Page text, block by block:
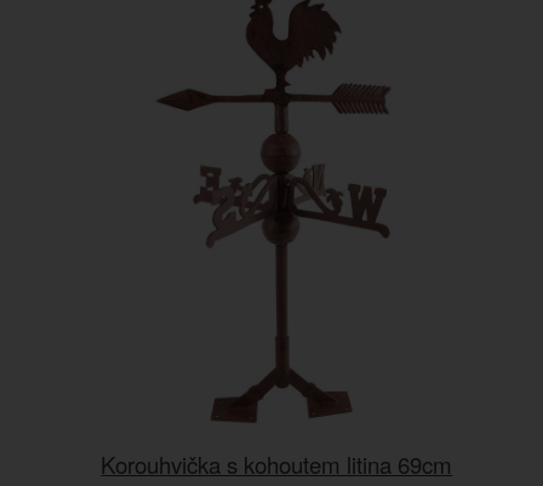
Korouhvička s kohoutem litina 69cm